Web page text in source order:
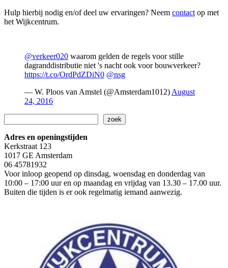
Hulp hierbij nodig en/of deel uw ervaringen? Neem contact op met
het Wijkcentrum.
@verkeer020 waarom gelden de regels voor stille
dagranddistributie niet 's nacht ook voor bouwverkeer?
https://t.co/OrdPdZDiN0 @nsg
— W. Ploos van Amstel (@Amsterdam1012) August
24, 2016
zoek
Adres en openingstijden
Kerkstraat 123
1017 GE Amsterdam
06 45781932
Voor inloop geopend op dinsdag, woensdag en donderdag van
10:00 – 17:00 uur en op maandag en vrijdag van 13.30 – 17.00 uur.
Buiten die tijden is er ook regelmatig iemand aanwezig.